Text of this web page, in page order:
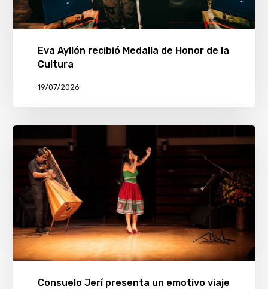
Eva Ayllón recibió Medalla de Honor de la
Cultura
19/07/2026
Consuelo Jerí presenta un emotivo viaje